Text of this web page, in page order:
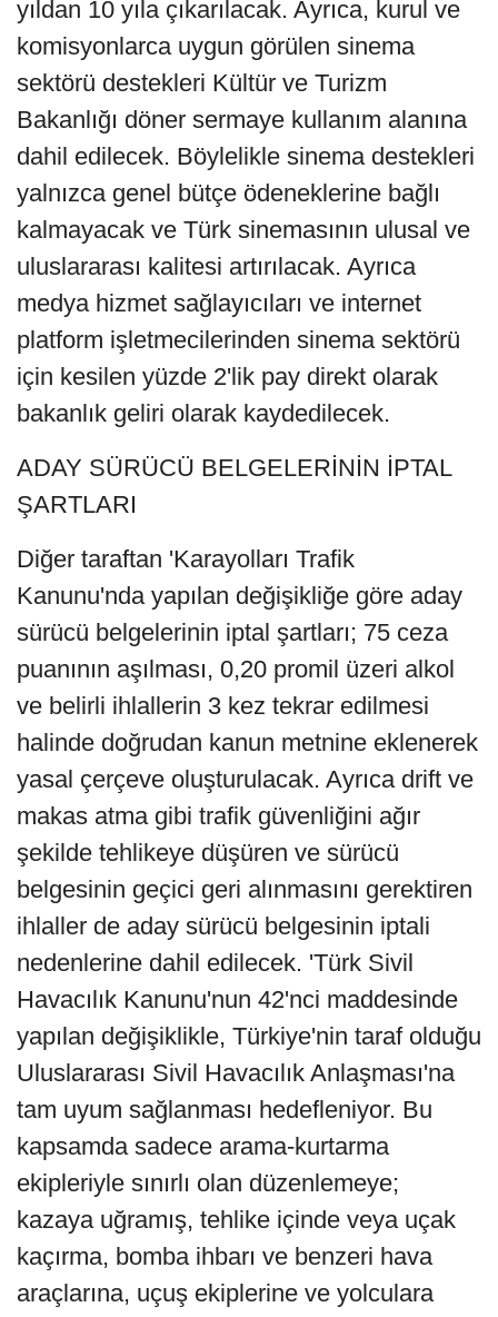
yıldan 10 yıla çıkarılacak. Ayrıca, kurul ve
komisyonlarca uygun görülen sinema
sektörü destekleri Kültür ve Turizm
Bakanlığı döner sermaye kullanım alanına
dahil edilecek. Böylelikle sinema destekleri
yalnızca genel bütçe ödeneklerine bağlı
kalmayacak ve Türk sinemasının ulusal ve
uluslararası kalitesi artırılacak. Ayrıca
medya hizmet sağlayıcıları ve internet
platform işletmecilerinden sinema sektörü
için kesilen yüzde 2'lik pay direkt olarak
bakanlık geliri olarak kaydedilecek.
ADAY SÜRÜCÜ BELGELERİNİN İPTAL
ŞARTLARI
Diğer taraftan 'Karayolları Trafik
Kanunu'nda yapılan değişikliğe göre aday
sürücü belgelerinin iptal şartları; 75 ceza
puanının aşılması, 0,20 promil üzeri alkol
ve belirli ihlallerin 3 kez tekrar edilmesi
halinde doğrudan kanun metnine eklenerek
yasal çerçeve oluşturulacak. Ayrıca drift ve
makas atma gibi trafik güvenliğini ağır
şekilde tehlikeye düşüren ve sürücü
belgesinin geçici geri alınmasını gerektiren
ihlaller de aday sürücü belgesinin iptali
nedenlerine dahil edilecek. 'Türk Sivil
Havacılık Kanunu'nun 42'nci maddesinde
yapılan değişiklikle, Türkiye'nin taraf olduğu
Uluslararası Sivil Havacılık Anlaşması'na
tam uyum sağlanması hedefleniyor. Bu
kapsamda sadece arama-kurtarma
ekipleriyle sınırlı olan düzenlemeye;
kazaya uğramış, tehlike içinde veya uçak
kaçırma, bomba ihbarı ve benzeri hava
araçlarına, uçuş ekiplerine ve yolculara